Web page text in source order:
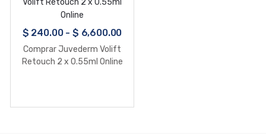
$ 240.00- $ 6,600.00
Comprar Juvederm Volift
Retouch 2 x 0.55ml Online